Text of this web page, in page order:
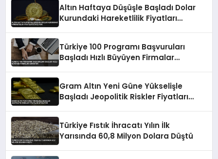
Altın Haftaya Düşüşle Başladı Dolar
Kurundaki Hareketlilik Fiyatları
Türkiye 100 Programı Başvuruları
Başladı Hızlı Büyüyen Firmalar
Gram Altın Yeni Güne Yükselişle
Başladı Jeopolitik Riskler Fiyatları
Türkiye Fıstık İhracatı Yılın İlk
Yarısında 60,8 Milyon Dolara Düştü